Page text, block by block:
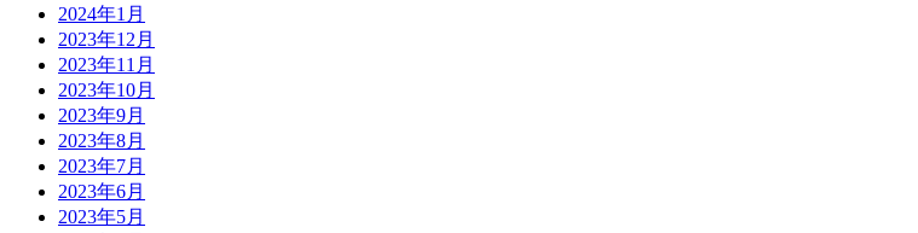
2024年1月
2023年12月
2023年11月
2023年10月
2023年9月
2023年8月
2023年7月
2023年6月
2023年5月